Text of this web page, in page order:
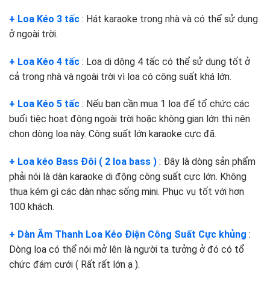
+ Loa Kéo 3 tấc : Hát karaoke trong nhà và có thể sử dụng
ở ngoài trời.
+ Loa Kéo 4 tấc : Loa di dộng 4 tấc có thể sử dụng tốt ở
cả trong nhà và ngoài trời vì loa có công suất khá lớn.
+ Loa Kéo 5 tấc : Nếu bạn cần mua 1 loa để tổ chức các
buổi tiệc hoạt động ngoài trời hoặc không gian lớn thì nên
chọn dòng loa này. Công suất lớn karaoke cực đã.
+ Loa kéo Bass Đôi ( 2 loa bass ) : Đây là dòng sản phẩm
phải nói là dàn karaoke di động công suất cực lớn. Không
thua kém gì các dàn nhạc sống mini. Phục vụ tốt với hơn
100 khách.
+ Dàn Âm Thanh Loa Kéo Điện Công Suất Cực khủng :
Dòng loa có thể nói mở lên là người ta tưởng ở đó có tổ
chức đám cưới ( Rất rất lớn ạ ).